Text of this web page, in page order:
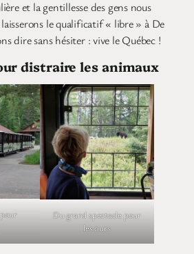
et la gentillesse des gens nous
le qualificatif « libre » à De
dire sans hésiter : vive le Québec !
distraire les animaux
Du grand spectacle pour
les ours